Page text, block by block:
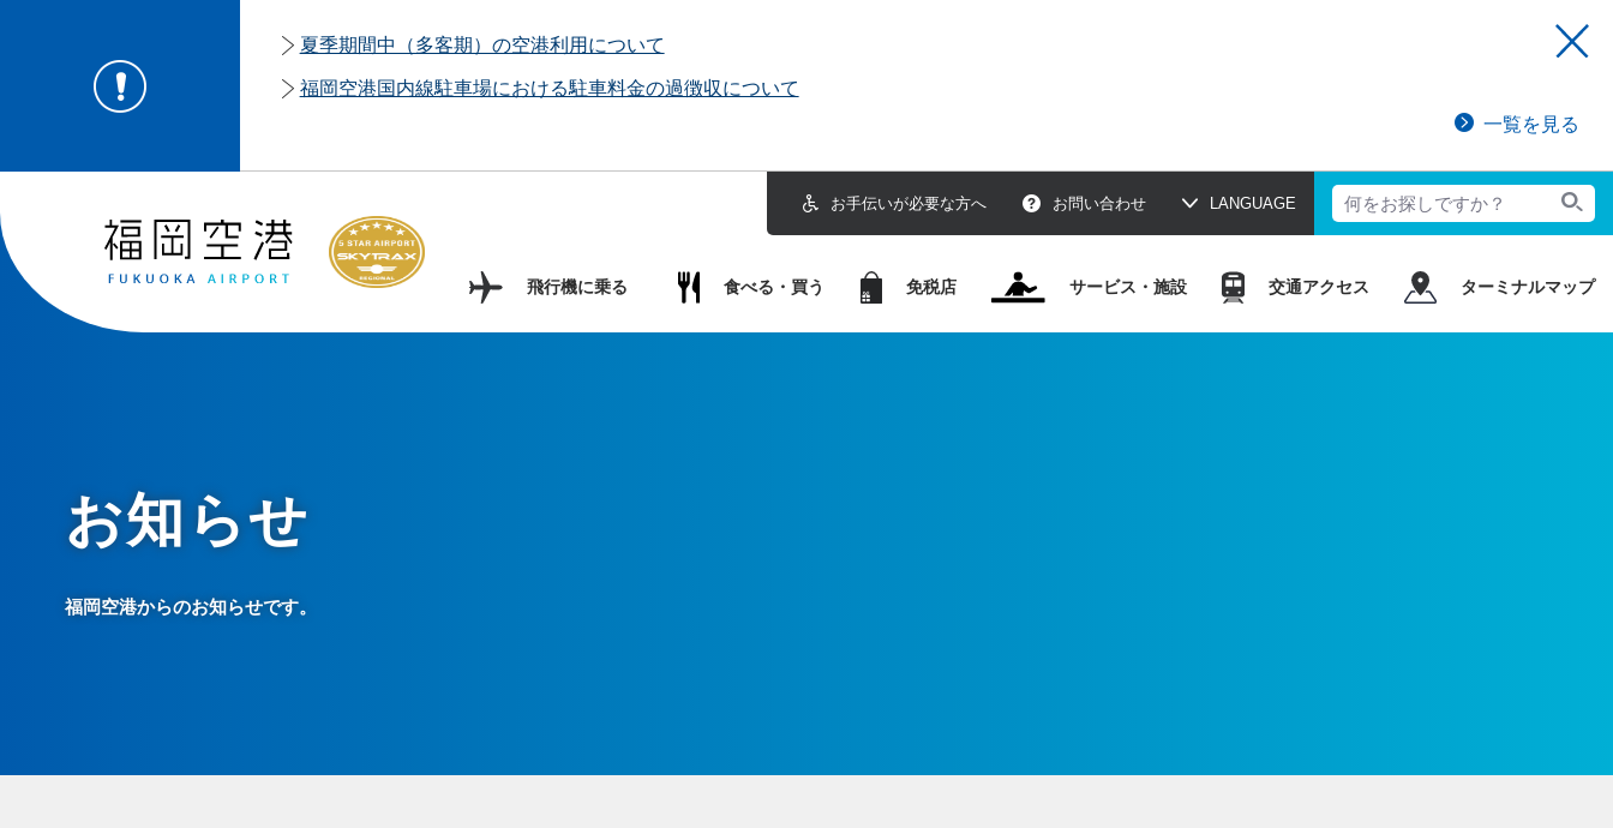
夏季期間中（多客期）の空港利用について
福岡空港国内線駐車場における駐車料金の過徴収について
一覧を見る
お手伝いが必要な方へ お問い合わせ LANGUAGE
飛行機に乗る 食べる・買う 免税店 サービス・施設 交通アクセス ターミナルマップ
お知らせ
福岡空港からのお知らせです。